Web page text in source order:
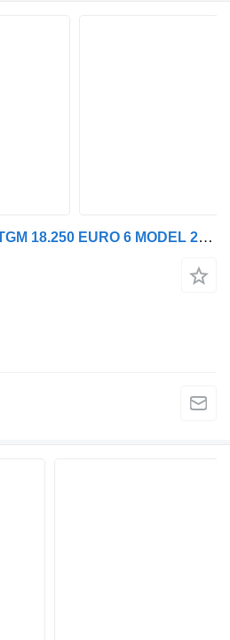
MAN DIESELFILLTER TGM 18.250 EURO 6 MODEL 2024 81.12501-7434 brandstoffilter voor vrachtwagen